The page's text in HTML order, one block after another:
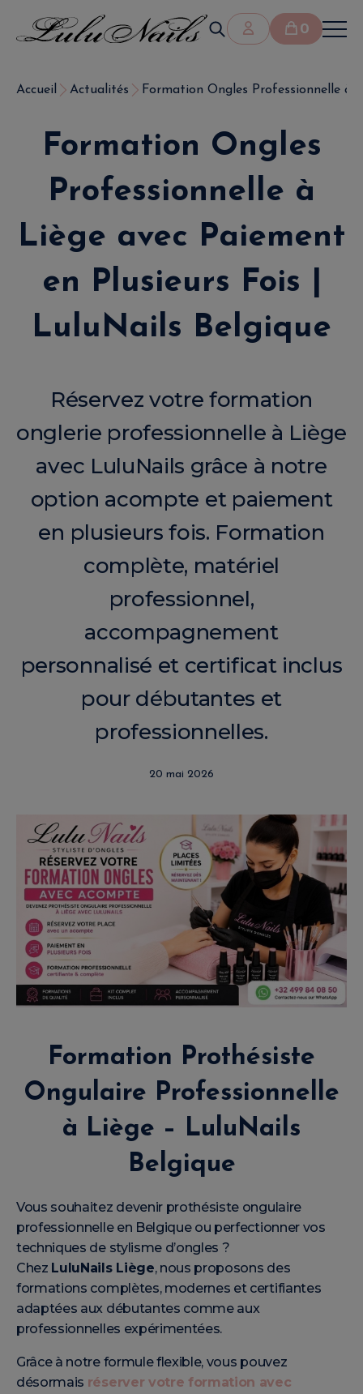
0
Accueil Actualités Formation Ongles Professionnelle à
Formation Ongles
Professionnelle à
Liège avec Paiement
en Plusieurs Fois |
LuluNails Belgique
Réservez votre formation
onglerie professionnelle à Liège
avec LuluNails grâce à notre
option acompte et paiement
en plusieurs fois. Formation
complète, matériel
professionnel,
accompagnement
personnalisé et certificat inclus
pour débutantes et
professionnelles.
20 mai 2026
Formation Prothésiste
Ongulaire Professionnelle
à Liège – LuluNails
Belgique
Vous souhaitez devenir prothésiste ongulaire
professionnelle en Belgique ou perfectionner vos
techniques de stylisme d’ongles ?
Chez LuluNails Liège, nous proposons des
formations complètes, modernes et certifiantes
adaptées aux débutantes comme aux
professionnelles expérimentées.
Grâce à notre formule flexible, vous pouvez
désormais réserver votre formation avec